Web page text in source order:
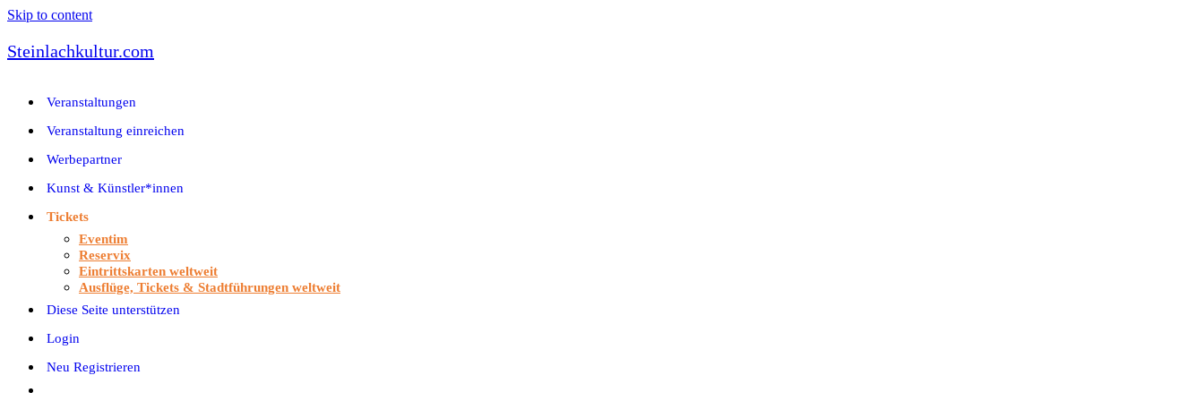
Skip to content
Steinlachkultur.com
Veranstaltungen
Veranstaltung einreichen
Werbepartner
Kunst & Künstler*innen
Tickets
Eventim
Reservix
Eintrittskarten weltweit
Ausflüge, Tickets & Stadtführungen weltweit
Diese Seite unterstützen
Login
Neu Registrieren